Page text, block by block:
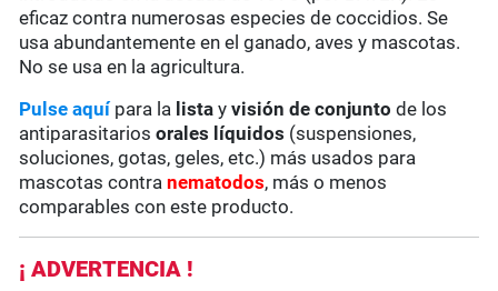
eficaz contra numerosas especies de coccidios. Se
usa abundantemente en el ganado, aves y mascotas.
No se usa en la agricultura.
Pulse aquípara la lista yvisión de conjunto de los
antiparasitariosorales líquidos (suspensiones,
soluciones, gotas, geles, etc.) más usados para
mascotas contranematodos, más o menos
comparables con este producto.
¡ ADVERTENCIA !